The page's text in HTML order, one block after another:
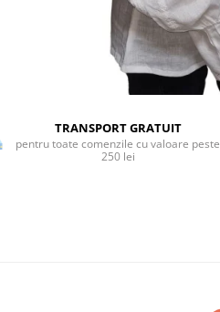
TRANSPORT GRATUIT
pentru toate comenzile cu valoare peste
250 lei